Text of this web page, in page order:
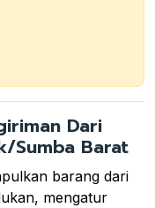
Dari
Sumba Barat
barang dari
mengatur